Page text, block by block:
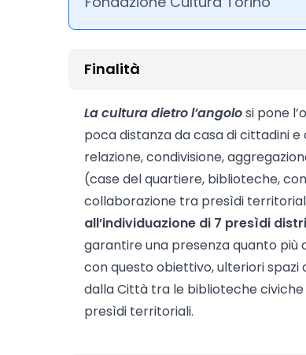
Finalità
La cultura dietro l’angolosi pone
poca distanza da casa di cittadini
relazione, condivisione,
(case del quartiere, biblioteche,
collaborazione tra presìdi
all’individuazione di 7 presìdi
garantire una presenza quanto più
con questo obiettivo, ulteriori
dalla Città tra le biblioteche
presìdi territoriali.